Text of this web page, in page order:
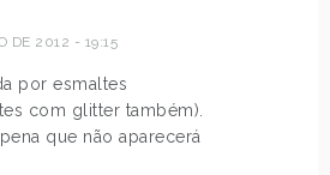
DE 2012 - 19:15
por esmaltes
com glitter também).
que não aparecerá